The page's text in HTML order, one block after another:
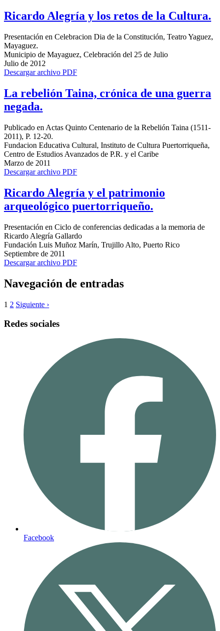
Ricardo Alegría y los retos de la Cultura.
Presentación en Celebracion Dia de la Constitución, Teatro Yaguez,
Mayaguez.
Municipio de Mayaguez, Celebración del 25 de Julio
Julio de 2012
Descargar archivo PDF
La rebelión Taina, crónica de una guerra
negada.
Publicado en Actas Quinto Centenario de la Rebelión Taina (1511-
2011), P. 12-20.
Fundacion Educativa Cultural, Instituto de Cultura Puertorriqueña,
Centro de Estudios Avanzados de P.R. y el Caribe
Marzo de 2011
Descargar archivo PDF
Ricardo Alegría y el patrimonio
arqueológico puertorriqueño.
Presentación en Ciclo de conferencias dedicadas a la memoria de
Ricardo Alegría Gallardo
Fundación Luis Muñoz Marín, Trujillo Alto, Puerto Rico
Septiembre de 2011
Descargar archivo PDF
Navegación de entradas
1 2 Siguiente ›
Redes sociales
Facebook